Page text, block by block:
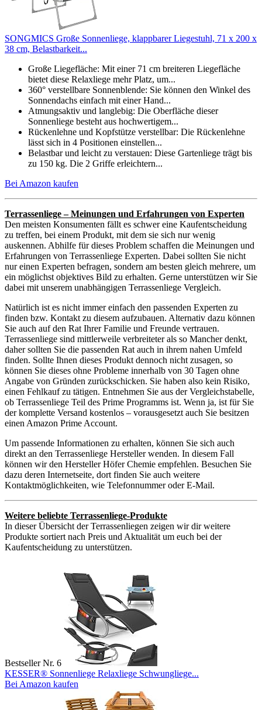
SONGMICS Große Sonnenliege, klappbarer Liegestuhl, 71 x 200 x
38 cm, Belastbarkeit...
Große Liegefläche: Mit einer 71 cm breiteren Liegefläche
bietet diese Relaxliege mehr Platz, um...
360° verstellbare Sonnenblende: Sie können den Winkel des
Sonnendachs einfach mit einer Hand...
Atmungsaktiv und langlebig: Die Oberfläche dieser
Sonnenliege besteht aus hochwertigem...
Rückenlehne und Kopfstütze verstellbar: Die Rückenlehne
lässt sich in 4 Positionen einstellen...
Belastbar und leicht zu verstauen: Diese Gartenliege trägt bis
zu 150 kg. Die 2 Griffe erleichtern...
Bei Amazon kaufen
Terrassenliege – Meinungen und Erfahrungen von Experten
Den meisten Konsumenten fällt es schwer eine Kaufentscheidung
zu treffen, bei einem Produkt, mit dem sie sich nur wenig
auskennen. Abhilfe für dieses Problem schaffen die Meinungen und
Erfahrungen von Terrassenliege Experten. Dabei sollten Sie nicht
nur einen Experten befragen, sondern am besten gleich mehrere, um
ein möglichst objektives Bild zu erhalten. Gerne unterstützen wir Sie
dabei mit unserem unabhängigen Terrassenliege Vergleich.
Natürlich ist es nicht immer einfach den passenden Experten zu
finden bzw. Kontakt zu diesem aufzubauen. Alternativ dazu können
Sie auch auf den Rat Ihrer Familie und Freunde vertrauen.
Terrassenliege sind mittlerweile verbreiteter als so Mancher denkt,
daher sollten Sie die passenden Rat auch in ihrem nahen Umfeld
finden. Sollte Ihnen dieses Produkt dennoch nicht zusagen, so
können Sie dieses ohne Probleme innerhalb von 30 Tagen ohne
Angabe von Gründen zurückschicken. Sie haben also kein Risiko,
einen Fehlkauf zu tätigen. Entnehmen Sie aus der Vergleichstabelle,
ob Terrassenliege Teil des Prime Programms ist. Wenn ja, ist für Sie
der komplette Versand kostenlos – vorausgesetzt auch Sie besitzen
einen Amazon Prime Account.
Um passende Informationen zu erhalten, können Sie sich auch
direkt an den Terrassenliege Hersteller wenden. In diesem Fall
können wir den Hersteller Höfer Chemie empfehlen. Besuchen Sie
dazu deren Internetseite, dort finden Sie auch weitere
Kontaktmöglichkeiten, wie Telefonnummer oder E-Mail.
Weitere beliebte Terrassenliege-Produkte
In dieser Übersicht der Terrassenliegen zeigen wir dir weitere
Produkte sortiert nach Preis und Aktualität um euch bei der
Kaufentscheidung zu unterstützen.
Bestseller Nr. 6
KESSER® Sonnenliege Relaxliege Schwungliege...
Bei Amazon kaufen